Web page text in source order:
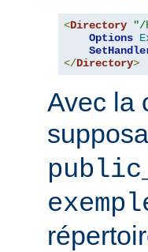
<Directory "/
Options
</Directory>
Avec la